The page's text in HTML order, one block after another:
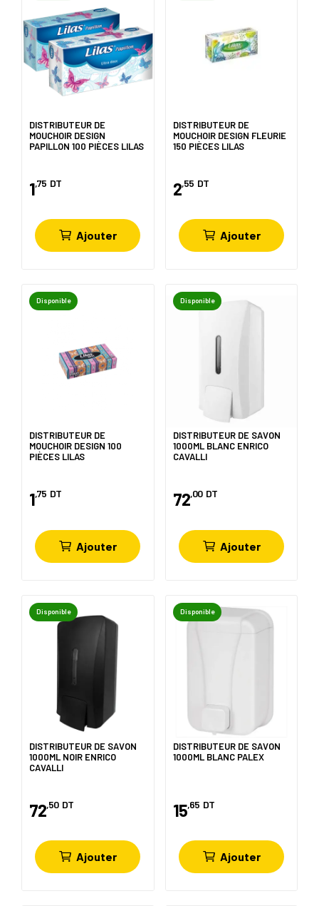
DISTRIBUTEUR DE
MOUCHOIR DESIGN
PAPILLON 100 PIÈCES LILAS
1,75 DT
Ajouter
DISTRIBUTEUR DE
MOUCHOIR DESIGN FLEURIE
150 PIÈCES LILAS
2,55 DT
Ajouter
Disponible
DISTRIBUTEUR DE
MOUCHOIR DESIGN 100
PIÈCES LILAS
1,75 DT
Ajouter
Disponible
DISTRIBUTEUR DE SAVON
1000ML BLANC ENRICO
CAVALLI
72,00 DT
Ajouter
Disponible
DISTRIBUTEUR DE SAVON
1000ML NOIR ENRICO
CAVALLI
72,50 DT
Ajouter
Disponible
DISTRIBUTEUR DE SAVON
1000ML BLANC PALEX
15,65 DT
Ajouter